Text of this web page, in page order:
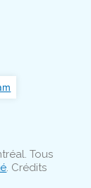
Tous
. Crédits